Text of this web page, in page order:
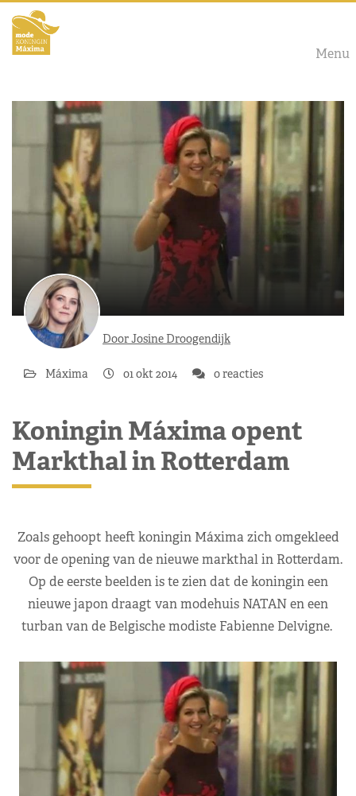
Menu
Door Josine Droogendijk
Máxima 01 okt 2014 0 reacties
Koningin Máxima opent
Markthal in Rotterdam
Zoals gehoopt heeft koningin Máxima zich omgekleed
voor de opening van de nieuwe markthal in Rotterdam.
Op de eerste beelden is te zien dat de koningin een
nieuwe japon draagt van modehuis NATAN en een
turban van de Belgische modiste Fabienne Delvigne.